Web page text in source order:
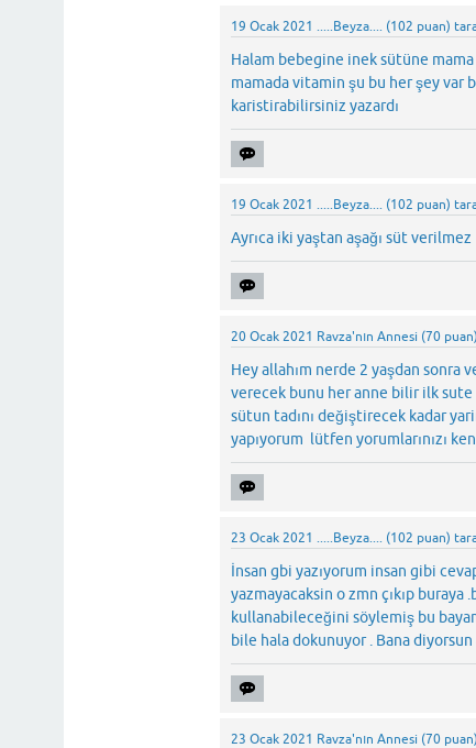
19 Ocak 2021 .....Beyza.... (102 puan)
Halam bebegine inek sütüne
mamada vitamin şu bu her şey var
karistirabilirsiniz yazardı
19 Ocak 2021 .....Beyza.... (102 puan)
Ayrıca iki yaştan aşağı süt verilmez
20 Ocak 2021 Ravza'nın Annesi (70 puan)
Hey allahım nerde 2 yaşdan sonra
verecek bunu her anne bilir ilk sute
sütun tadını değiştirecek kadar
yapıyorum lütfen yorumlarınızı
23 Ocak 2021 .....Beyza.... (102 puan)
İnsan gbi yazıyorum insan gibi
yazmayacaksin o zmn çıkıp
kullanabileceğini söylemiş bu
bile hala dokunuyor . Bana
23 Ocak 2021 Ravza'nın Annesi (70 puan)